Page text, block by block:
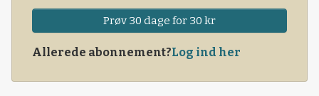
Prøv 30 dage for 30 kr
Allerede abonnement?Log ind her